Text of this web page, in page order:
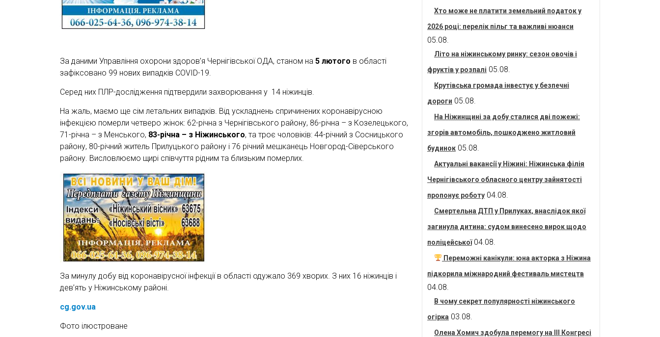
За даними Управління охорони здоров’я Чернігівської ОДА, станом на 5 лютого в області
зафіксовано 99 нових випадків COVID-19.
Серед них ПЛР-дослідження підтвердили захворювання у 14 ніжинців.
На жаль, маємо ще сім летальних випадків. Від ускладнень спричинених коронавірусною
інфекцією померли четверо жінок: 62-річна з Чернігівського району, 86-річна – з Козелецького,
71-річна – з Менського, 83-річна – з Ніжинського, та троє чоловіків: 44-річний з Сосницького
району, 80-річний житель Прилуцького району і 76 річний мешканець Новгород-Сіверського
району. Висловлюємо щирі співчуття рідним та близьким померлих.
За минулу добу від коронавірусної інфекції в області одужало 369 хворих. З них 16 ніжинців і
дев’ять у Ніжинському районі.
cg.gov.ua
Фото ілюстроване
Хто може не платити земельний податок у
2026 році: перелік пільг та важливі нюанси
05.08.
Літо на ніжинському ринку: сезон овочів і
фруктів у розпалі 05.08.
Крутівська громада інвестує у безпечні
дороги 05.08.
На Ніжинщині за добу сталися дві пожежі:
згорів автомобіль, пошкоджено житловий
будинок 05.08.
Актуальні вакансії у Ніжині: Ніжинська філія
Чернігівського обласного центру зайнятості
пропонує роботу 04.08.
Смертельна ДТП у Прилуках, внаслідок якої
загинула дитина: судом винесено вирок щодо
поліцейської 04.08.
Переможні канікули: юна акторка з Ніжина
підкорила міжнародний фестиваль мистецтв
04.08.
В чому секрет популярності ніжинського
огірка 03.08.
Олена Хомич здобула перемогу на ІІІ Конгресі